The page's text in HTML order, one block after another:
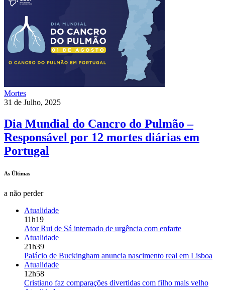
Mortes
31 de Julho, 2025
Dia Mundial do Cancro do Pulmão –
Responsável por 12 mortes diárias em
Portugal
As Últimas
a não perder
Atualidade
11h19
Ator Rui de Sá internado de urgência com enfarte
Atualidade
21h39
Palácio de Buckingham anuncia nascimento real em Lisboa
Atualidade
12h58
Cristiano faz comparações divertidas com filho mais velho